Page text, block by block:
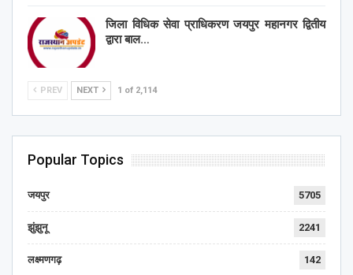
जिला विधिक सेवा प्राधिकरण जयपुर महानगर द्वितीय
द्वारा बाल…
PREV NEXT 1 of 2,114
Popular Topics
जयपुर 5705
झुंझुनू 2241
लक्ष्मणगढ़ 142